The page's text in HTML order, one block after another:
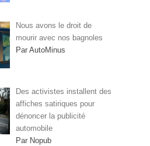
Nous avons le droit de
mourir avec nos bagnoles
Par AutoMinus
Des activistes installent des
affiches satiriques pour
dénoncer la publicité
automobile
Par Nopub